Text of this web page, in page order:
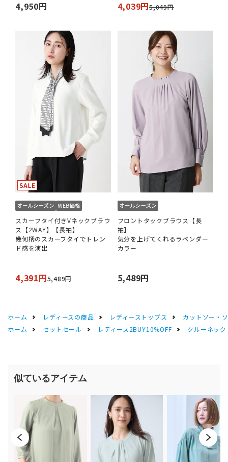
4,950円 4,039円5,049円
スカーフタイ付きVネックブラウ
ス【2WAY】【長袖】
幾何柄のスカーフタイでトレン
ド感を演出
4,391円5,489円
フロントタックブラウス【長
袖】
気分を上げてくれるラベンダー
カラー
5,489円
ホーム レディースの商品 レディーストップス
カットソー・
ホーム
セットセール レディース2BUY10%OFF クルーネッ